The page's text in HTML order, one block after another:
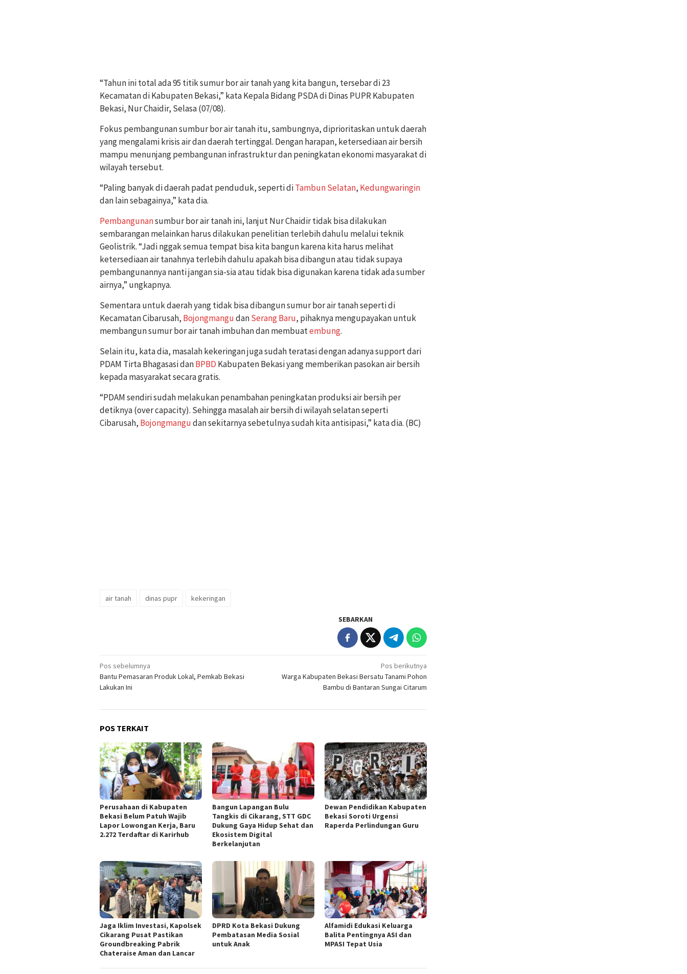
“Tahun ini total ada 95 titik sumur bor air tanah yang kita bangun, tersebar di 23
Kecamatan di Kabupaten Bekasi,” kata Kepala Bidang PSDA di Dinas PUPR Kabupaten
Bekasi, Nur Chaidir, Selasa (07/08).
Fokus pembangunan sumbur bor air tanah itu, sambungnya, diprioritaskan untuk daerah
yang mengalami krisis air dan daerah tertinggal. Dengan harapan, ketersediaan air bersih
mampu menunjang pembangunan infrastruktur dan peningkatan ekonomi masyarakat di
wilayah tersebut.
“Paling banyak di daerah padat penduduk, seperti diTambun Selatan, Kedungwaringin
dan lain sebagainya,” kata dia.
Pembangunansumbur bor air tanah ini, lanjut Nur Chaidir tidak bisa dilakukan
sembarangan melainkan harus dilakukan penelitian terlebih dahulu melalui teknik
Geolistrik. “Jadi nggak semua tempat bisa kita bangun karena kita harus melihat
ketersediaan air tanahnya terlebih dahulu apakah bisa dibangun atau tidak supaya
pembangunannya nanti jangan sia-sia atau tidak bisa digunakan karena tidak ada sumber
airnya,” ungkapnya.
Sementara untuk daerah yang tidak bisa dibangun sumur bor air tanah seperti di
Kecamatan Cibarusah, BojongmangudanSerang Baru, pihaknya mengupayakan untuk
membangun sumur bor air tanah imbuhan dan membuatembung.
Selain itu, kata dia, masalah kekeringan juga sudah teratasi dengan adanya support dari
PDAM Tirta Bhagasasi danBPBD Kabupaten Bekasi yang memberikan pasokan air bersih
kepada masyarakat secara gratis.
“PDAM sendiri sudah melakukan penambahan peningkatan produksi air bersih per
detiknya (over capacity). Sehingga masalah air bersih di wilayah selatan seperti
Cibarusah, Bojongmangudan sekitarnya sebetulnya sudah kita antisipasi,” kata dia. (BC)
air tanah dinas pupr kekeringan
SEBARKAN
Navigasi
pos
Pos sebelumnya
Bantu Pemasaran Produk Lokal, Pemkab Bekasi
Lakukan Ini
Pos berikutnya
Warga Kabupaten Bekasi Bersatu Tanami Pohon
Bambu di Bantaran Sungai Citarum
POS TERKAIT
Perusahaan di Kabupaten
Bekasi Belum Patuh Wajib
Lapor Lowongan Kerja, Baru
2.272 Terdaftar di Karirhub
Bangun Lapangan Bulu
Tangkis di Cikarang, STT GDC
Dukung Gaya Hidup Sehat dan
Ekosistem Digital
Berkelanjutan
Dewan Pendidikan Kabupaten
Bekasi Soroti Urgensi
Raperda Perlindungan Guru
Jaga Iklim Investasi, Kapolsek
Cikarang Pusat Pastikan
Groundbreaking Pabrik
Chateraise Aman dan Lancar
DPRD Kota Bekasi Dukung
Pembatasan Media Sosial
untuk Anak
Alfamidi Edukasi Keluarga
Balita Pentingnya ASI dan
MPASI Tepat Usia